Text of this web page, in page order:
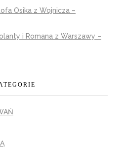
Osika z Wojnicza –
i Romana z Warszawy –